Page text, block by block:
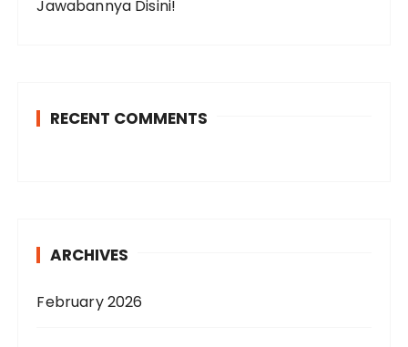
Jawabannya Disini!
RECENT COMMENTS
ARCHIVES
February 2026